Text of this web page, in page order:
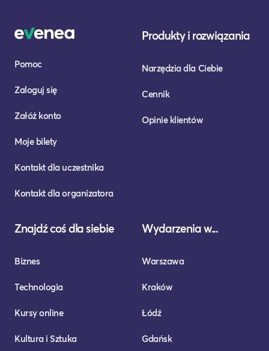
Pomoc
Zaloguj się
Załóż konto
Moje bilety
Kontakt dla uczestnika
Kontakt dla organizatora
Produkty i rozwiązania
Narzędzia dla Ciebie
Cennik
Opinie klientów
Znajdź coś dla siebie
Biznes
Technologia
Kursy online
Kultura i Sztuka
Wydarzenia w...
Warszawa
Kraków
Łódź
Gdańsk